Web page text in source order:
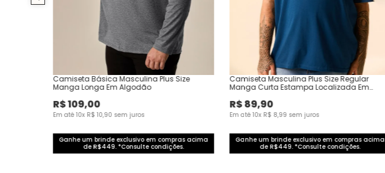
Camiseta Básica Masculina Plus Size
Manga Longa Em Algodão
R$109,00
Em até10x R$ 10,90 sem juros
Ganhe um brinde exclusivo em compras acima
de R$449. *Consulte condições.
Camiseta Masculina Plus Size Regular
Manga Curta Estampa Localizada Em
R$89,90
Em até10x R$ 8,99 sem juros
Ganhe um brinde exclusivo em compras acima
de R$449. *Consulte condições.